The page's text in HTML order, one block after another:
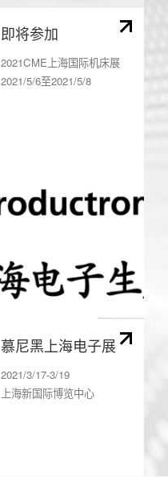
即将参加
2021CME上海国际机床展
2021/5/6至2021/5/8
慕尼黑上海电子展
2021/3/17-3/19
上海新国际博览中心